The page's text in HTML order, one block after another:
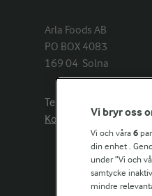
Arla Foods AB
PO BOX 4083
169 04  Solna
Telefon:
Kontakta oss
Vi bryr oss
Vi och våra 6
din enhet .
under ”Vi och
samtycke
mindre